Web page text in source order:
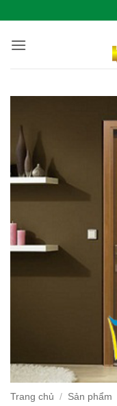
nội
Trang chủ / Sản phẩm